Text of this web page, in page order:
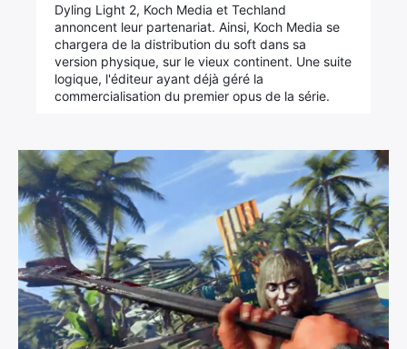
Dyling Light 2, Koch Media et Techland
annoncent leur partenariat. Ainsi, Koch Media se
chargera de la distribution du soft dans sa
version physique, sur le vieux continent. Une suite
logique, l'éditeur ayant déjà géré la
commercialisation du premier opus de la série.